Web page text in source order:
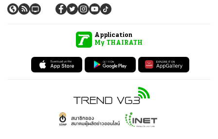
Application
My THAIRATH